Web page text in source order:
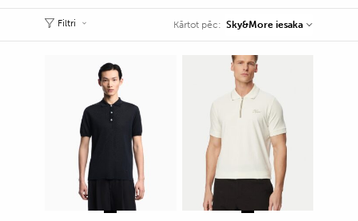
Filtri Kārtot pēc: Sky&More iesaka